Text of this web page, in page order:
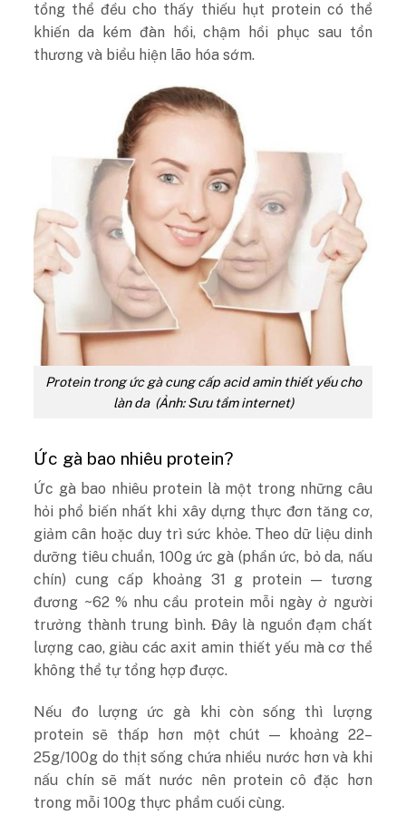
tổng thể đều cho thấy thiếu hụt protein có thể
khiến da kém đàn hồi, chậm hồi phục sau tổn
thương và biểu hiện lão hóa sớm.
Protein trong ức gà cung cấp acid amin thiết yếu cho
làn da (Ảnh: Sưu tầm internet)
Ức gà bao nhiêu protein?
Ức gà bao nhiêu protein là một trong những câu
hỏi phổ biến nhất khi xây dựng thực đơn tăng cơ,
giảm cân hoặc duy trì sức khỏe. Theo dữ liệu dinh
dưỡng tiêu chuẩn, 100g ức gà (phần ức, bỏ da, nấu
chín) cung cấp khoảng 31 g protein — tương
đương ~62 % nhu cầu protein mỗi ngày ở người
trưởng thành trung bình. Đây là nguồn đạm chất
lượng cao, giàu các axit amin thiết yếu mà cơ thể
không thể tự tổng hợp được.
Nếu đo lượng ức gà khi còn sống thì lượng
protein sẽ thấp hơn một chút — khoảng 22–
25g/100g do thịt sống chứa nhiều nước hơn và khi
nấu chín sẽ mất nước nên protein cô đặc hơn
trong mỗi 100g thực phẩm cuối cùng.